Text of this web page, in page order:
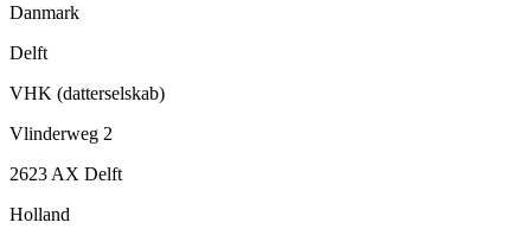
Danmark
Delft
VHK (datterselskab)
Vlinderweg 2
2623 AX Delft
Holland